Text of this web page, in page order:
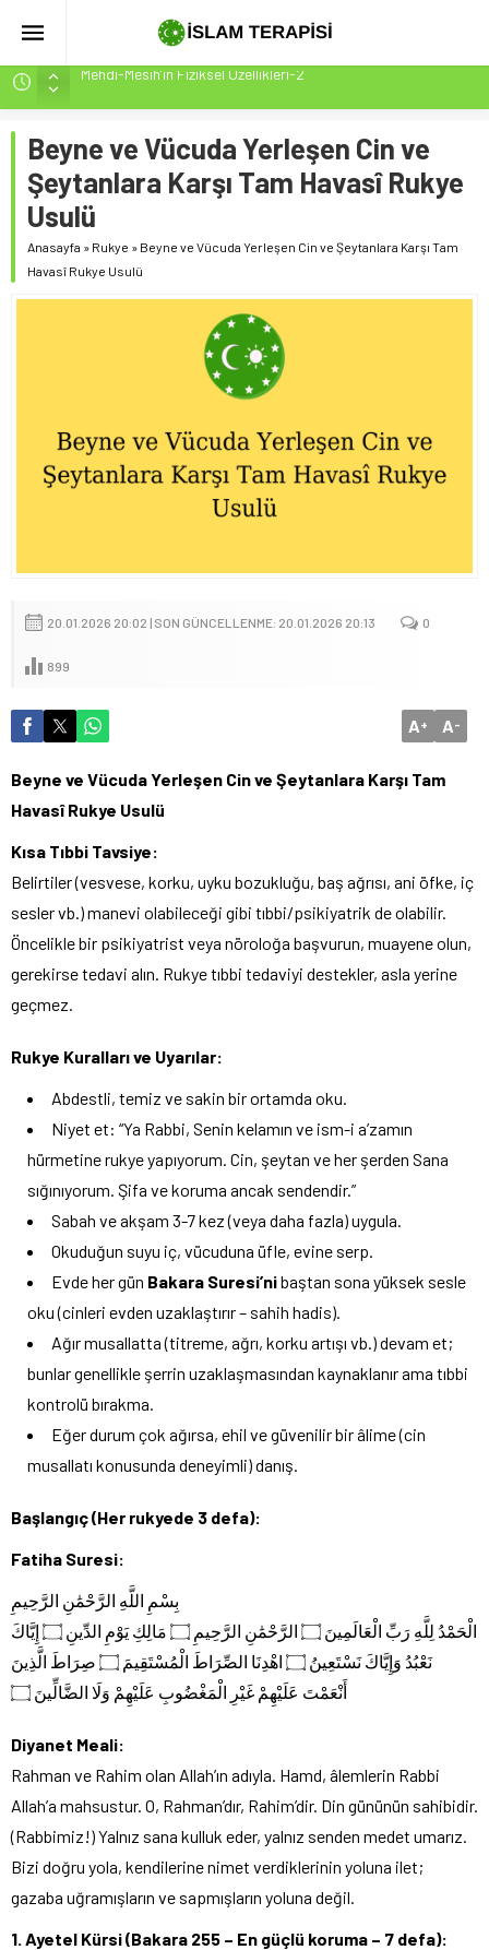
Mehdi-Mesih’in Fiziksel Özellikleri-2
Hakikatin Nihai Ölçüsü: Kur’an-ı Kerim’in Önceki Kitapları
Peygamber Müjdesi Mehdi Mesih’in Gelişi Kitabımız
26.07.2026 Tarihinde Güncellenmiştir(ÇOK ÖNEMLİ)
İsrâ Sûresi(17) 1. Ayet’in 7 Dilde Yazılışı
SAKIN ÇOĞUNLUK SİZİ ALDATMASIN
Beyne ve Vücuda Yerleşen Cin ve
Şeytanlara Karşı Tam Havasî Rukye
Usulü
Anasayfa » Rukye » Beyne ve Vücuda Yerleşen Cin ve Şeytanlara Karşı Tam
Havasî Rukye Usulü
20.01.2026 20:02 | SON GÜNCELLENME: 20.01.2026 20:13 0
899
A+ A-
Beyne ve Vücuda Yerleşen Cin ve Şeytanlara Karşı Tam
Havasî Rukye Usulü
Kısa Tıbbi Tavsiye:
Belirtiler (vesvese, korku, uyku bozukluğu, baş ağrısı, ani öfke, iç
sesler vb.) manevi olabileceği gibi tıbbi/psikiyatrik de olabilir.
Öncelikle bir psikiyatrist veya nöroloğa başvurun, muayene olun,
gerekirse tedavi alın. Rukye tıbbi tedaviyi destekler, asla yerine
geçmez.
Rukye Kuralları ve Uyarılar:
Abdestli, temiz ve sakin bir ortamda oku.
Niyet et: “Ya Rabbi, Senin kelamın ve ism-i a’zamın
hürmetine rukye yapıyorum. Cin, şeytan ve her şerden Sana
sığınıyorum. Şifa ve koruma ancak sendendir.”
Sabah ve akşam 3-7 kez (veya daha fazla) uygula.
Okuduğun suyu iç, vücuduna üfle, evine serp.
Evde her gün Bakara Suresi’nibaştan sona yüksek sesle
oku (cinleri evden uzaklaştırır – sahih hadis).
Ağır musallatta (titreme, ağrı, korku artışı vb.) devam et;
bunlar genellikle şerrin uzaklaşmasından kaynaklanır ama tıbbi
kontrolü bırakma.
Eğer durum çok ağırsa, ehil ve güvenilir bir âlime (cin
musallatı konusunda deneyimli) danış.
Başlangıç (Her rukyede 3 defa):
Fatiha Suresi:
بِسْمِ اللَّهِ الرَّحْمَٰنِ الرَّحِيمِ
الْحَمْدُ لِلَّهِ رَبِّ الْعَالَمِينَ ۝ الرَّحْمَٰنِ الرَّحِيمِ ۝ مَالِكِ يَوْمِ الدِّينِ ۝ إِيَّاكَ
نَعْبُدُ وَإِيَّاكَ نَسْتَعِينُ ۝ اهْدِنَا الصِّرَاطَ الْمُسْتَقِيمَ ۝ صِرَاطَ الَّذِينَ
أَنْعَمْتَ عَلَيْهِمْ غَيْرِ الْمَغْضُوبِ عَلَيْهِمْ وَلَا الضَّالِّينَ ۝
Diyanet Meali:
Rahman ve Rahim olan Allah’ın adıyla. Hamd, âlemlerin Rabbi
Allah’a mahsustur. O, Rahman’dır, Rahim’dir. Din gününün sahibidir.
(Rabbimiz!) Yalnız sana kulluk eder, yalnız senden medet umarız.
Bizi doğru yola, kendilerine nimet verdiklerinin yoluna ilet;
gazaba uğramışların ve sapmışların yoluna değil.
1. Ayetel Kürsi (Bakara 255 – En güçlü koruma – 7 defa):